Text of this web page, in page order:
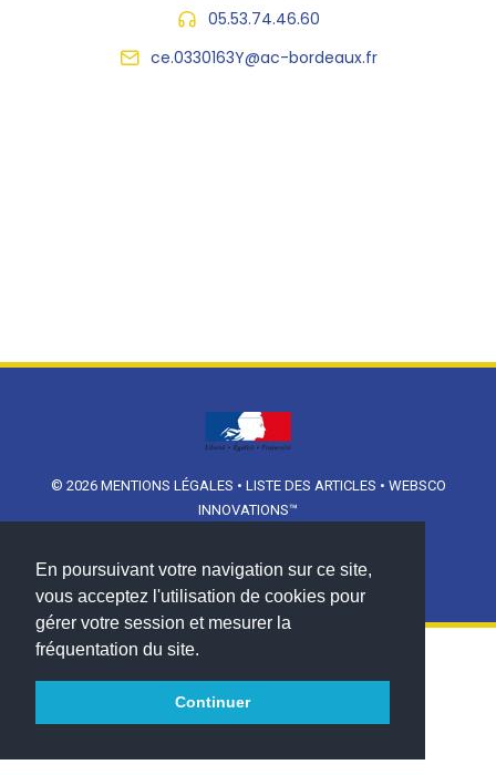
En poursuivant votre navigation sur ce site,
vous acceptez l'utilisation de cookies pour
gérer votre session et mesurer la
fréquentation du site.
Continuer
05.53.74.46.60
ce.0330163Y@ac-bordeaux.fr
© 2026 MENTIONS LÉGALES • LISTE DES ARTICLES • WEBSCO
INNOVATIONS™